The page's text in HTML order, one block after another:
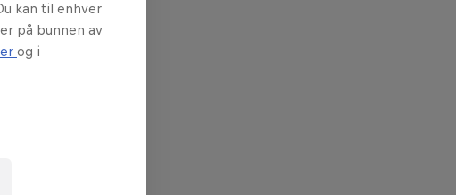
kan til enhver
på bunnen av
og i